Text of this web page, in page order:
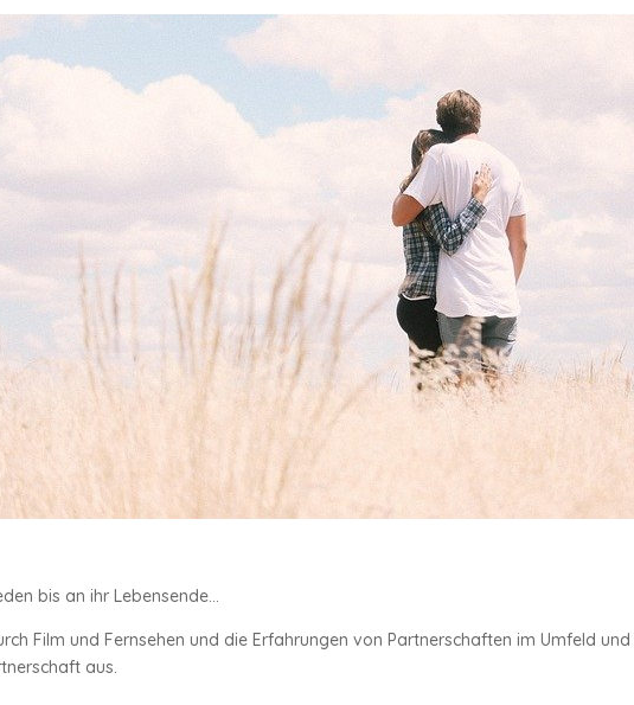
bis an ihr Lebensende…
Film und Fernsehen und die Erfahrungen von Partnerschaften im Umfeld
aus.